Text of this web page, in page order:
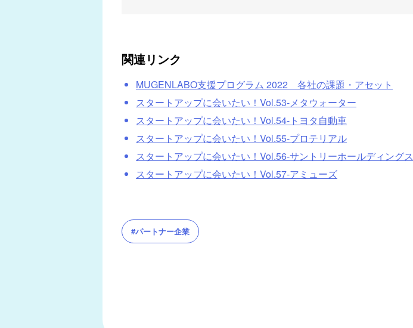
関連リンク
MUGENLABO支援プログラム 2022 各社の課題・アセット
スタートアップに会いたい！Vol.53-メタウォーター
スタートアップに会いたい！Vol.54-トヨタ自動車
スタートアップに会いたい！Vol.55-プロテリアル
スタートアップに会いたい！Vol.56-サントリーホールディングス
スタートアップに会いたい！Vol.57-アミューズ
#パートナー企業